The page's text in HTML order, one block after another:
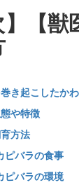
】【
き起こしたか
や特徴
方法
ピバラの食事
ピバラの環境